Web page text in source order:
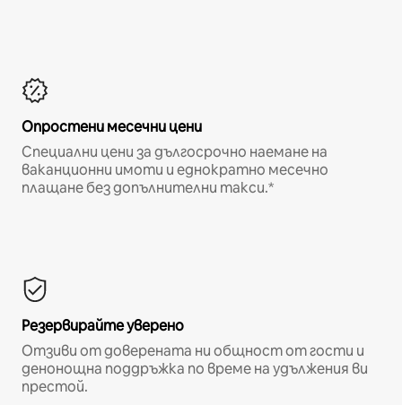
Опростени месечни цени
Специални цени за дългосрочно наемане на
ваканционни имоти и еднократно месечно
плащане без допълнителни такси.*
Резервирайте уверено
Отзиви от доверената ни общност от гости и
денонощна поддръжка по време на удължения ви
престой.